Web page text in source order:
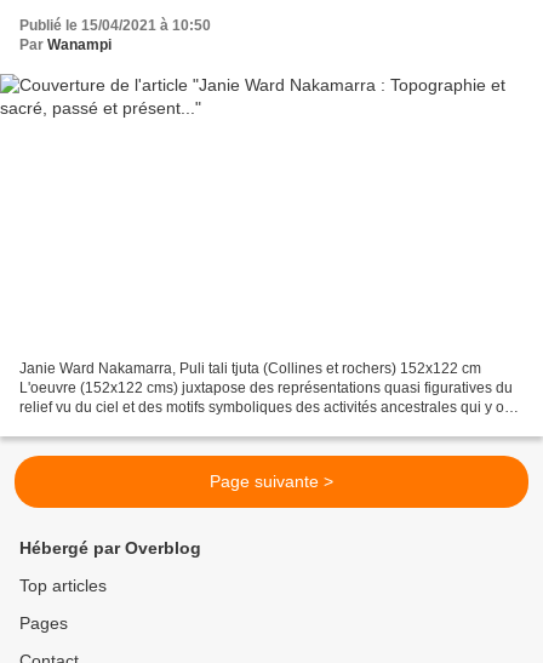
Publié le 15/04/2021 à 10:50
Par Wanampi
Janie Ward Nakamarra, Puli tali tjuta (Collines et rochers) 152x122 cm
L'oeuvre (152x122 cms) juxtapose des représentations quasi figuratives du
relief vu du ciel et des motifs symboliques des activités ancestrales qui y ont
Page suivante >
Hébergé par Overblog
Top articles
Pages